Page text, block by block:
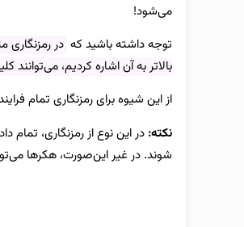
می‌شود!
توجه داشته باشید که در رمزنگاری
بالاتر به آن اشاره کردیم، می‌توانند
از این شیوه برای رمزنگاری تمام
نکته:
شوند. در غیر این‌صورت، هکرها